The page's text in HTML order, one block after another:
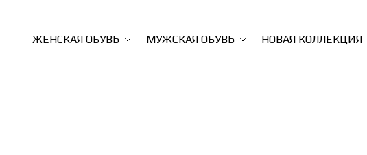
ЖЕНСКАЯ ОБУВЬ МУЖСКАЯ ОБУВЬ НОВАЯ КОЛЛЕКЦИЯ